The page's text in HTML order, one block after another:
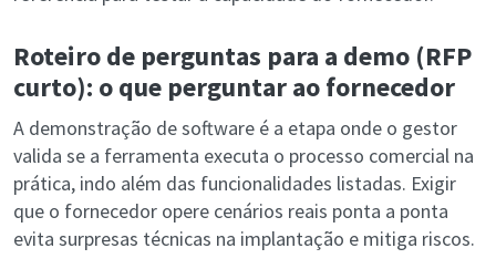
Roteiro de perguntas para a demo (RFP
curto): o que perguntar ao fornecedor
A demonstração de software é a etapa onde o gestor
valida se a ferramenta executa o processo comercial na
prática, indo além das funcionalidades listadas. Exigir
que o fornecedor opere cenários reais ponta a ponta
evita surpresas técnicas na implantação e mitiga riscos.